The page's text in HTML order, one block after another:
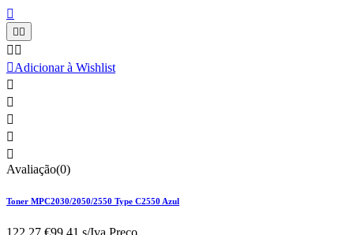

 
 
Adicionar à Wishlist





Avaliação(0)
Toner MPC2030/2050/2550 Type C2550 Azul
122,27 €99.41 s/Iva.Preço